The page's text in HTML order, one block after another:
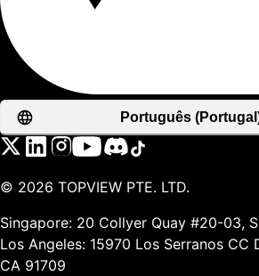
Português
© 2026 TOPVIEW PTE. LTD.
Singapore: 20 Collyer Quay #20-03,
Los Angeles: 15970 Los Serranos CC
CA 91709